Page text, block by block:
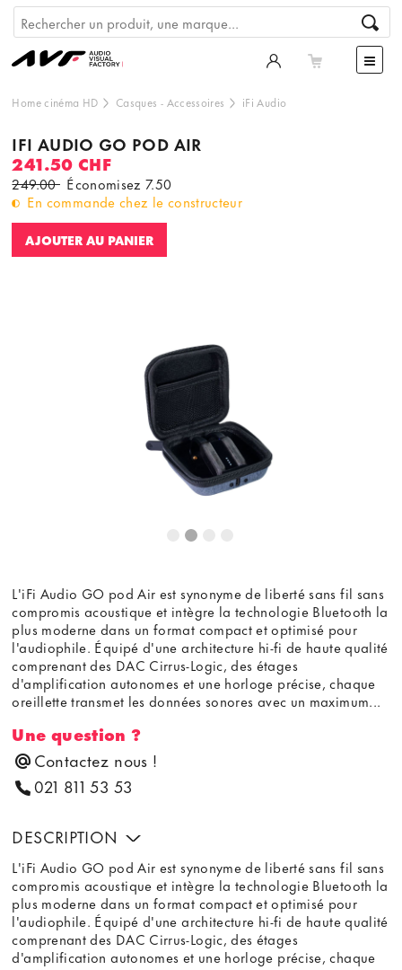
Home cinéma HD Casques - Accessoires iFi Audio
IFI AUDIO GO POD AIR
241.50 CHF
249.00 Économisez7.50
En commande chez le constructeur
AJOUTER AU PANIER
L'iFi Audio GO pod Air est synonyme de liberté sans fil sans
compromis acoustique et intègre la technologie Bluetooth la
plus moderne dans un format compact et optimisé pour
l'audiophile. Équipé d'une architecture hi-fi de haute qualité
comprenant des DAC Cirrus-Logic, des étages
d'amplification autonomes et une horloge précise, chaque
oreillette transmet les données sonores avec un maximum...
Une question ?
Contactez nous !
021 811 53 53
DESCRIPTION
L'iFi Audio GO pod Air est synonyme de liberté sans fil sans
compromis acoustique et intègre la technologie Bluetooth la
plus moderne dans un format compact et optimisé pour
l'audiophile. Équipé d'une architecture hi-fi de haute qualité
comprenant des DAC Cirrus-Logic, des étages
d'amplification autonomes et une horloge précise, chaque